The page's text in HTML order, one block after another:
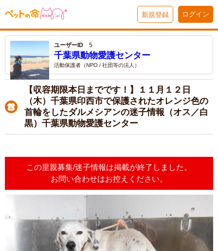
新規登録 ログイン
ユーザーID 5
千葉県動物愛護センター
活動保護者（NPO / 社団等の法人）
【収容期限本日までです！】１１月１２日
（木）千葉県印西市で保護されたオレンジ色の
首輪をしたダルメシアンの迷子情報（オス／白
黒）千葉県動物愛護センター
この里親募集/迷子情報は掲載が終了しました。
お問い合わせはお控えください。